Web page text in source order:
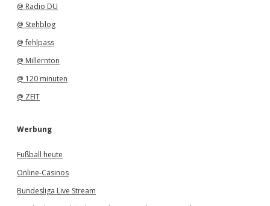
@ Radio DU
@ Stehblog
@ fehlpass
@ Millernton
@ 120 minuten
@ ZEIT
Werbung
Fußball heute
Online-Casinos
Bundesliga Live Stream